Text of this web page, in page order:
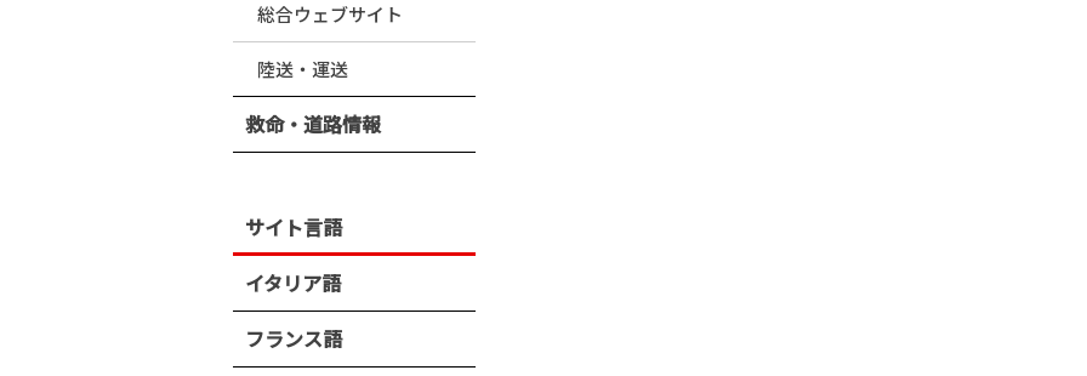
総合ウェブサイト
陸送・運送
救命・道路情報
サイト言語
イタリア語
フランス語